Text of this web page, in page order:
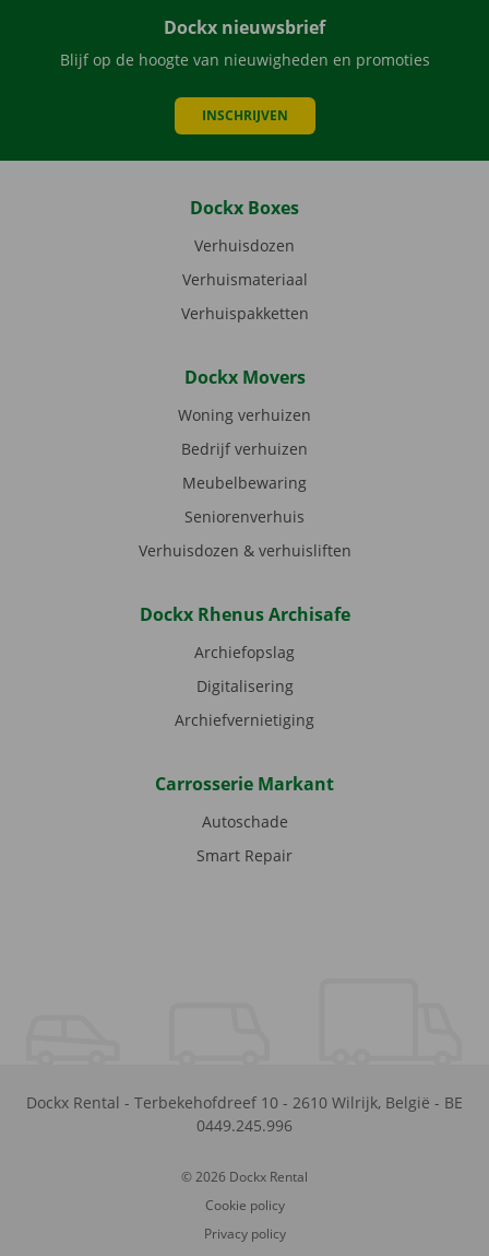
Dockx nieuwsbrief
Blijf op de hoogte van nieuwigheden en promoties
INSCHRIJVEN
Dockx Boxes
Verhuisdozen
Verhuismateriaal
Verhuispakketten
Dockx Movers
Woning verhuizen
Bedrijf verhuizen
Meubelbewaring
Seniorenverhuis
Verhuisdozen & verhuisliften
Dockx Rhenus Archisafe
Archiefopslag
Digitalisering
Archiefvernietiging
Carrosserie Markant
Autoschade
Smart Repair
Dockx Rental - Terbekehofdreef 10 - 2610 Wilrijk, België - BE
0449.245.996
© 2026 Dockx Rental
Cookie policy
Privacy policy